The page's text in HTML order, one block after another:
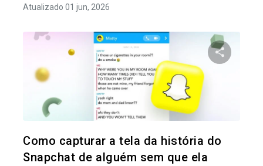
Atualizado 01 jun, 2026
Como capturar a tela da história do
Snapchat de alguém sem que ela